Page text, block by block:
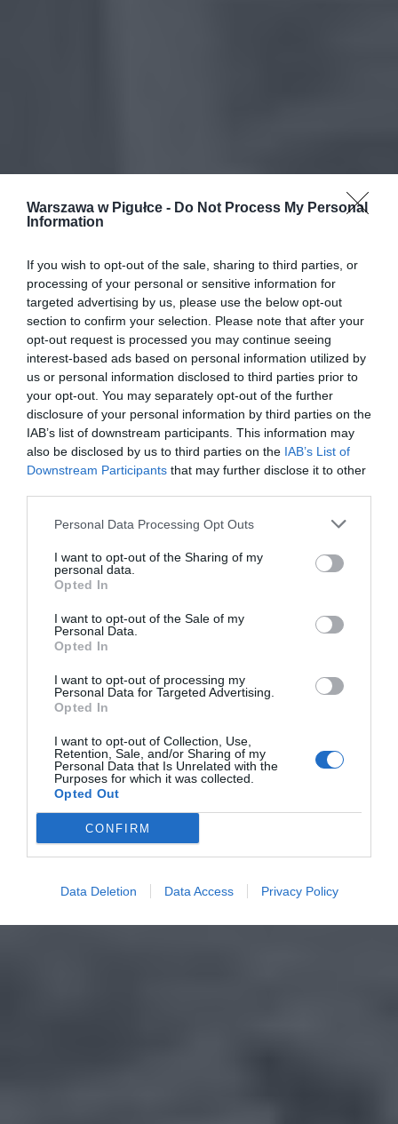
Warszawa w Pigułce - Do Not Process My Personal
Information
If you wish to opt-out of the sale, sharing to third parties, or
processing of your personal or sensitive information for
targeted advertising by us, please use the below opt-out
section to confirm your selection. Please note that after your
opt-out request is processed you may continue seeing
interest-based ads based on personal information utilized by
us or personal information disclosed to third parties prior to
your opt-out. You may separately opt-out of the further
disclosure of your personal information by third parties on the
IAB’s list of downstream participants. This information may
also be disclosed by us to third parties on the IAB’s List of
Downstream Participants that may further disclose it to other
Personal Data Processing Opt Outs
I want to opt-out of the Sharing of my
personal data.
Opted In
I want to opt-out of the Sale of my
Personal Data.
Opted In
I want to opt-out of processing my
Personal Data for Targeted Advertising.
Opted In
I want to opt-out of Collection, Use,
Retention, Sale, and/or Sharing of my
Personal Data that Is Unrelated with the
Purposes for which it was collected.
Opted Out
CONFIRM
Data Deletion Data Access Privacy Policy